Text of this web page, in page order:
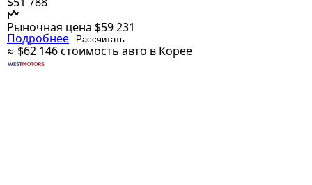
Рыночная цена $59 231
Подробнее Рассчитать
≈ $62 146стоимость авто в Корее